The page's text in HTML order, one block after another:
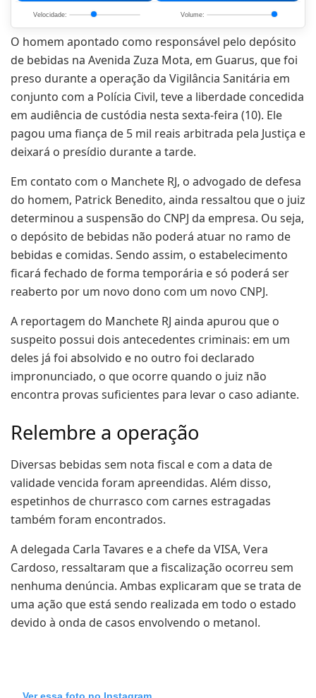
Velocidade: Volume:
O homem apontado como responsável pelo depósito
de bebidas na Avenida Zuza Mota, em Guarus, que foi
preso durante a operação da Vigilância Sanitária em
conjunto com a Polícia Civil, teve a liberdade concedida
em audiência de custódia nesta sexta-feira (10). Ele
pagou uma fiança de 5 mil reais arbitrada pela Justiça e
deixará o presídio durante a tarde.
Em contato com o Manchete RJ, o advogado de defesa
do homem, Patrick Benedito, ainda ressaltou que o juiz
determinou a suspensão do CNPJ da empresa. Ou seja,
o depósito de bebidas não poderá atuar no ramo de
bebidas e comidas. Sendo assim, o estabelecimento
ficará fechado de forma temporária e só poderá ser
reaberto por um novo dono com um novo CNPJ.
A reportagem do Manchete RJ ainda apurou que o
suspeito possui dois antecedentes criminais: em um
deles já foi absolvido e no outro foi declarado
impronunciado, o que ocorre quando o juiz não
encontra provas suficientes para levar o caso adiante.
Relembre a operação
Diversas bebidas sem nota fiscal e com a data de
validade vencida foram apreendidas. Além disso,
espetinhos de churrasco com carnes estragadas
também foram encontrados.
A delegada Carla Tavares e a chefe da VISA, Vera
Cardoso, ressaltaram que a fiscalização ocorreu sem
nenhuma denúncia. Ambas explicaram que se trata de
uma ação que está sendo realizada em todo o estado
devido à onda de casos envolvendo o metanol.
Ver essa foto no Instagram